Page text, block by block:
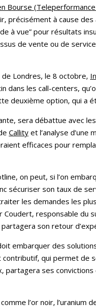
Bourse
précisément à cause des
à vue” pour résultats
de vente ou de
Londres, le 8 octobre,
les call-centers,
deuxième option, qui a
sera débattue avec
Callityet l’analyse d’une
efficaces pour
on peut, si l’on
sécuriser son taux de
les demandes les
Coudert, responsable du
son retour
embarquer des
qui permet de
partagera ses
l’or noir, l’uranium